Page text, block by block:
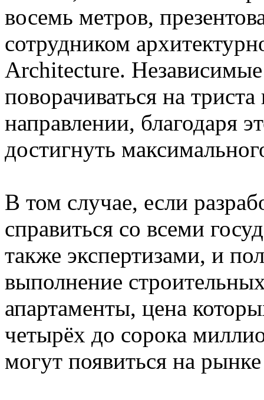
восемь метров,
сотрудником
Architecture.
поворачиваться на
направлении, благодаря
достигнуть
В том случае, если
справиться со всеми
также экспертизами, и
выполнение
апартаменты, цена
четырёх до сорока
могут появиться на